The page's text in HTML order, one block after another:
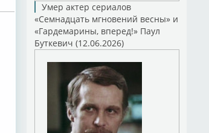
Умер актер сериалов
«Семнадцать мгновений весны» и
«Гардемарины, вперед!» Паул
Буткевич (12.06.2026)